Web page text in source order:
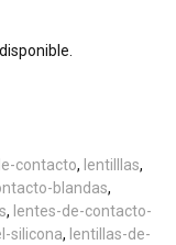
contacto
lentilllas
blandas
lentes-de-contacto-
silicona
lentillas-de-